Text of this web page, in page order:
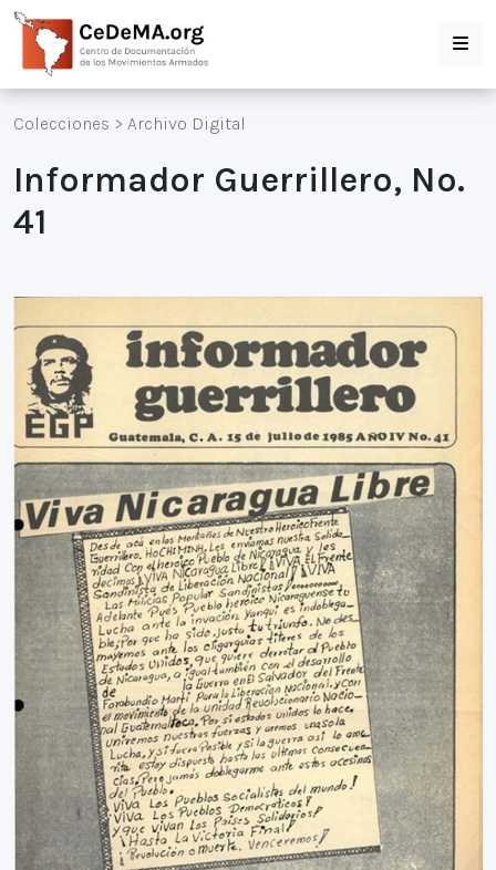
Colecciones > Archivo Digital
Informador Guerrillero, No.
41